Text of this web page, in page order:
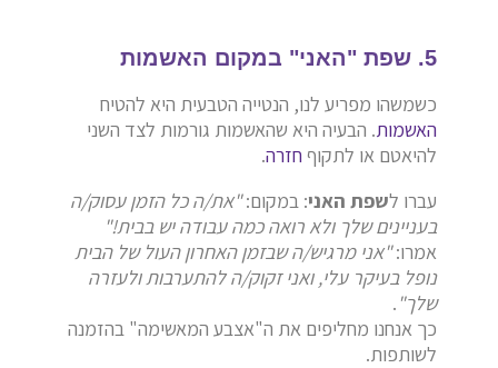
5. שפת "האני" במקום האשמות
כשמשהו מפריע לנו, הנטייה הטבעית היא להטיח
האשמות. הבעיה היא שהאשמות גורמות לצד השני
להיאטם או לתקוף חזרה.
עברו לשפת האני: במקום:"את/ה כל הזמן עסוק/ה
בעניינים שלך ולא רואה כמה עבודה יש בבית!"
אמרו:"אני מרגיש/ה שבזמן האחרון העול של הבית
נופל בעיקר עלי, ואני זקוק/ה להתערבות ולעזרה
שלך" .
כך אנחנו מחליפים את ה"אצבע המאשימה" בהזמנה
לשותפות.